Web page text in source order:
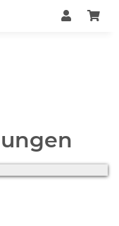
- 05.08.2026
das in dieser Zeit